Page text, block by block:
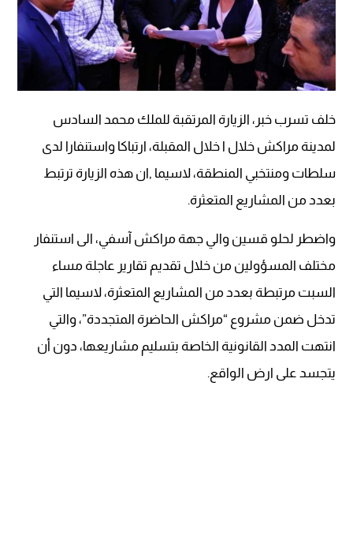
خلف تسرب خبر، الزيارة المرتقبة للملك محمد السادس
لمدينة مراكش خلال ا خلال المقبلة، ارتباكا واستنفارا لدى
سلطات ومنتخبي المنطقة، لاسيما ,ان هذه الزيارة ترتبط
بعدد من المشاريع المتعثرة.
واضطر لحلو قسين والي جهة مراكش آسفي، الى استنفار
مختلف المسؤولين من خلال تقديم تقارير عاجلة مساء
السبت مرتبطة بعدد من المشاريع المتعثرة، لاسيما التي
تدخل ضمن مشروع “مراكش الحاضرة المتجددة”، والتي
انتهت المدد القانونية الخاصة بتسليم مشاريعها، دون أن
يتجسد على ارض الواقع.